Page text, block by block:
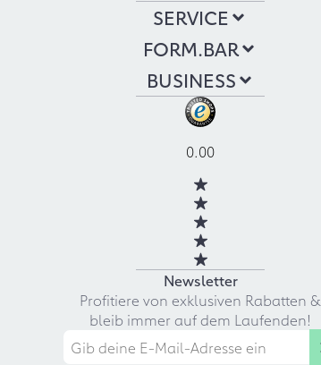
SERVICE
FORM.BAR
BUSINESS
0.00
Newsletter
Profitiere von exklusiven Rabatten &
bleib immer auf dem Laufenden!